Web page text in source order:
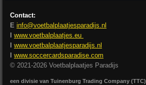
Contact:
E info@voetbalplaatjesparadijs.nl
www.voetbalplaatjes.eu
www.voetbalplaatjesparadijs.nl
www.soccercardsparadise.com
© 2021-2026 Voetbalplaatjes Paradijs
een divisie van Tuinenburg Trading Company (TTC)